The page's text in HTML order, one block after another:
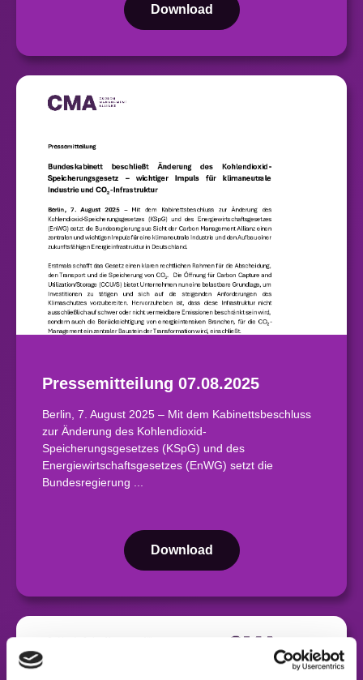
Download
Pressemitteilung 07.08.2025
Berlin, 7. August 2025 – Mit dem Kabinettsbeschluss
zur Änderung des Kohlendioxid-
Speicherungsgesetzes (KSpG) und des
Energiewirtschaftsgesetzes (EnWG) setzt die
Bundesregierung ...
Download